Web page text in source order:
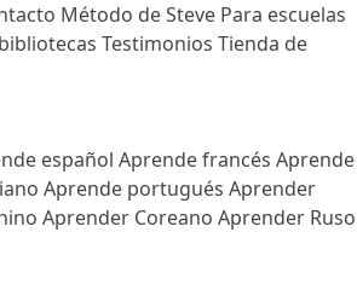
Método de Steve Para escuelas
Testimonios Tienda de
español Aprende francés Aprende
Aprende portugués Aprender
Aprender Coreano Aprender Ruso